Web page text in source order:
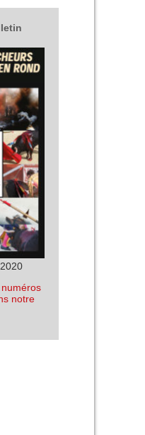
notre